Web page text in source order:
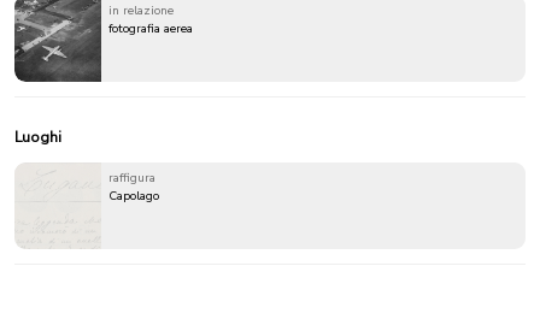
in relazione
fotografia aerea
Luoghi
raffigura
Capolago